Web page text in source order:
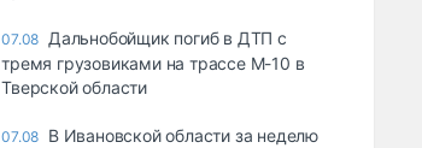
07.08 Дальнобойщик погиб в ДТП с
тремя грузовиками на трассе М-10 в
Тверской области
07.08 В Ивановской области за неделю